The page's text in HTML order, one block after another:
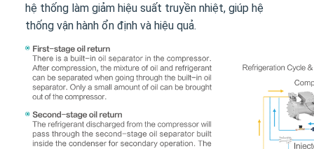
hệ thống làm giảm hiệu suất truyền nhiệt, giúp hệ
thống vận hành ổn định và hiệu quả.